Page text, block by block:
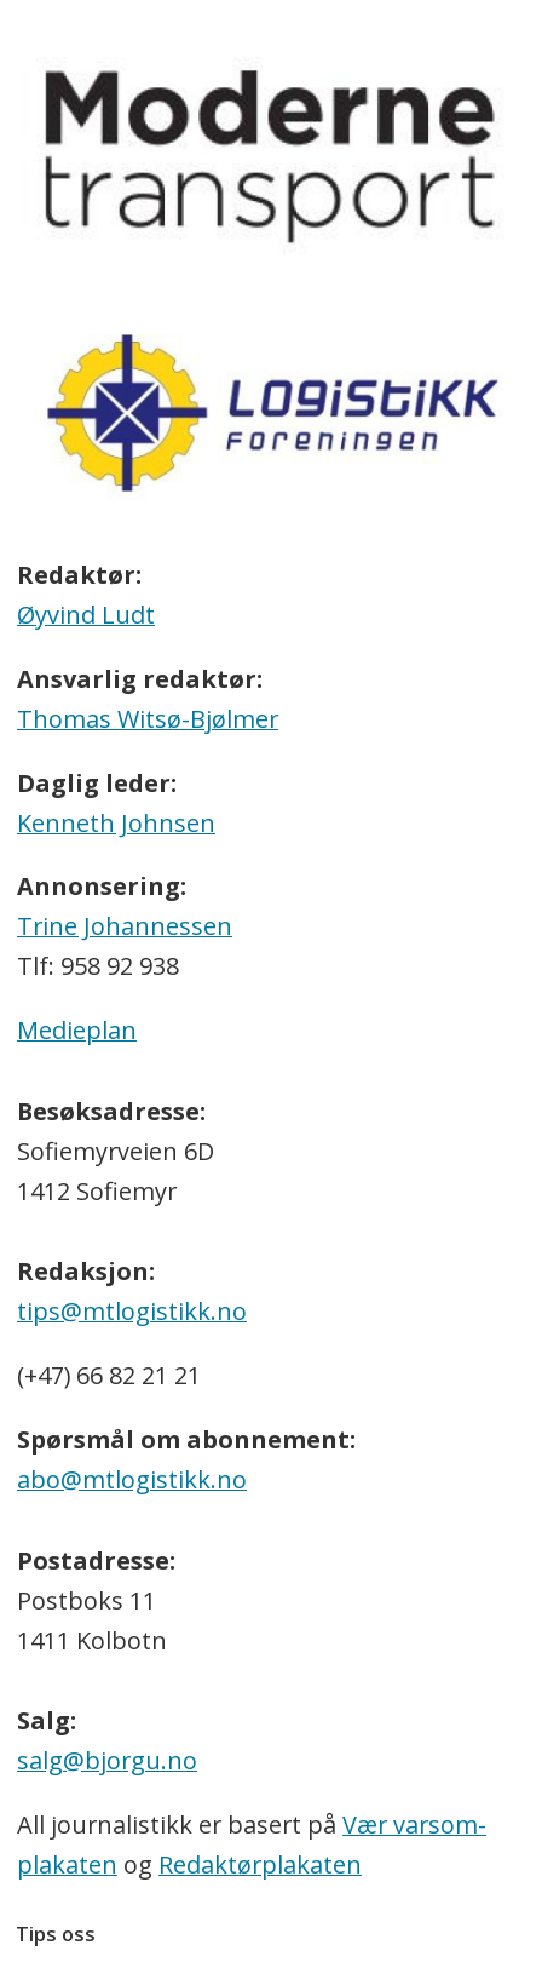
Redaktør:
Øyvind Ludt
Ansvarlig redaktør:
Thomas Witsø-Bjølmer
Daglig leder:
Kenneth Johnsen
Annonsering:
Trine Johannessen
Tlf: 958 92 938
Medieplan
Besøksadresse:
Sofiemyrveien 6D
1412 Sofiemyr
Redaksjon:
tips@mtlogistikk.no
(+47) 66 82 21 21
Spørsmål om abonnement:
abo@mtlogistikk.no
Postadresse:
Postboks 11
1411 Kolbotn
Salg:
salg@bjorgu.no
All journalistikk er basert på Vær varsom-
plakaten og Redaktørplakaten
Tips oss